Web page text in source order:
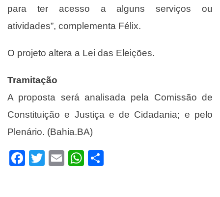
para ter acesso a alguns serviços ou
atividades”, complementa Félix.
O projeto altera a Lei das Eleições.
Tramitação
A proposta será analisada pela Comissão de
Constituição e Justiça e de Cidadania; e pelo
Plenário. (Bahia.BA)
Facebook
Twitter
EmailWhatsApp